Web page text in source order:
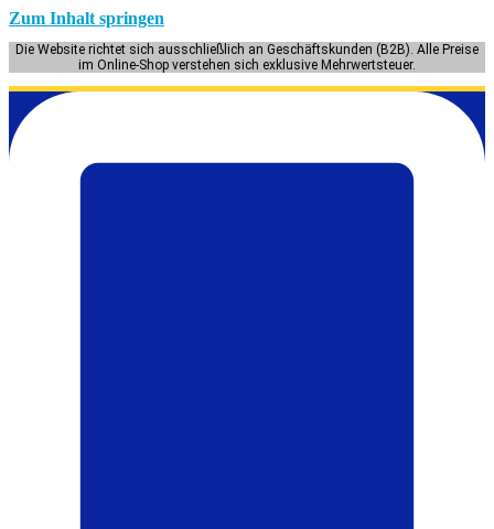
Zum Inhalt springen
Die Website richtet sich ausschließlich an Geschäftskunden (B2B). Alle Preise
im Online-Shop verstehen sich exklusive Mehrwertsteuer.